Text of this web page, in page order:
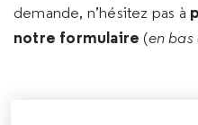
demande, n’hésitez pas à
notre formulaire (en bas